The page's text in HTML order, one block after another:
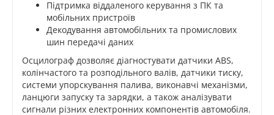
Підтримка віддаленого керування з ПК та
мобільних пристроїв
Декодування автомобільних та промислових
шин передачі даних
Осцилограф дозволяє діагностувати датчики ABS,
колінчастого та розподільного валів, датчики тиску,
системи упорскування палива, виконавчі механізми,
ланцюги запуску та зарядки, а також аналізувати
сигнали різних електронних компонентів автомобіля.